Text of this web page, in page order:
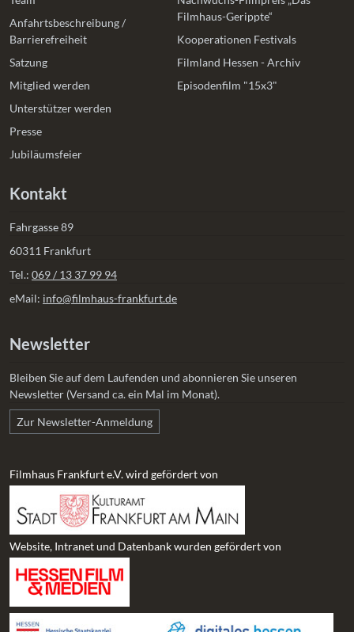
Anfahrtsbeschreibung /
Barrierefreiheit
Satzung
Mitglied werden
Unterstützer werden
Presse
Jubiläumsfeier
Filmhaus-Gerippte“
Kooperationen Festivals
Filmland Hessen - Archiv
Episodenfilm "15x3"
Kontakt
Fahrgasse 89
60311 Frankfurt
Tel.: 069 / 13 37 99 94
eMail: info@filmhaus-frankfurt.de
Newsletter
Bleiben Sie auf dem Laufenden und abonnieren Sie unseren
Newsletter (Versand ca. ein Mal im Monat).
Zur Newsletter-Anmeldung
Filmhaus Frankfurt e.V. wird gefördert von
Website, Intranet und Datenbank wurden gefördert von